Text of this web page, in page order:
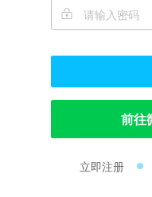
前往
立即注册